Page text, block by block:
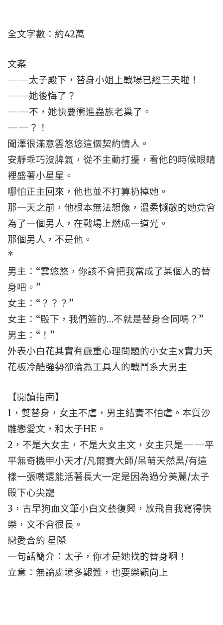
全文字數：約42萬
文案
——太子殿下，替身小姐上戰場已經三天啦！
——她後悔了？
——不，她快要衝進蟲族老巢了。
——？！
聞澤很滿意雲悠悠這個契約情人。
安靜乖巧沒脾氣，從不主動打擾，看他的時候眼睛
裡盛著小星星。
哪怕正主回來，他也並不打算扔掉她。
那一天之前，他根本無法想像，溫柔懶散的她竟會
為了一個男人，在戰場上燃成一道光。
那個男人，不是他。
*
男主：“雲悠悠，你該不會把我當成了某個人的替
身吧。”
女主：“？？？”
女主：“殿下，我們簽的…不就是替身合同嗎？”
男主：“！”
外表小白花其實有嚴重心理問題的小女主x實力天
花板冷酷強勢卻淪為工具人的戰鬥系大男主
【閱讀指南】
1，雙替身，女主不虐，男主結實不怕虐。本質沙
雕戀愛文，和太子HE。
2，不是大女主，不是大女主文，女主只是——平
平無奇機甲小天才/凡爾賽大師/呆萌天然黑/有這
樣一張嘴還能活著長大一定是因為過分美麗/太子
殿下心尖寵
3，古早狗血文筆小白文藝復興，放飛自我寫得快
樂，文不會很長。
戀愛合約 星際
一句話簡介：太子，你才是她找的替身啊！
立意：無論處境多艱難，也要樂觀向上